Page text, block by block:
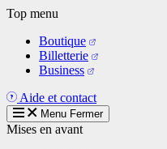
Aller
contenu
principal
Top menu
Boutique
Billetterie
Business
Aide et contact
Menu Fermer
Mises en avant